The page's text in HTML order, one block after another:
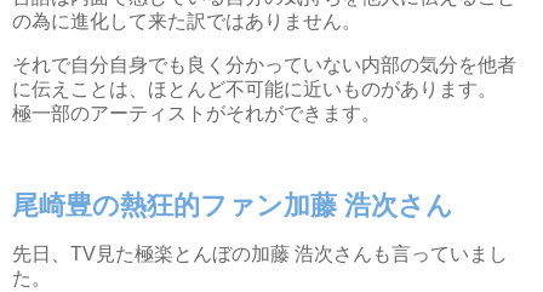
の為に進化して来た訳ではありません。
それで自分自身でも良く分かっていない内部の気分を他者
に伝えことは、ほとんど不可能に近いものがあります。
極一部のアーティストがそれができます。
尾崎豊の熱狂的ファン加藤 浩次さん
先日、TV見た極楽とんぼの加藤 浩次さんも言っていまし
た。